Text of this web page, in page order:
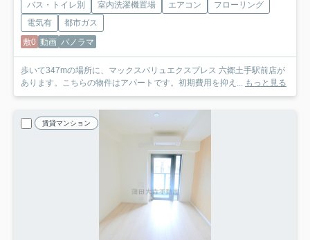
バス・トイレ別 室内洗濯機置場 エアコン
フローリング
電気有
都市ガス
敷0 動画 パノラマ
歩いて347mの場所に、マックスバリュエクスプレス 六郷土手駅前店が
あります。こちらの物件はアパートです。初期費用を抑え...
もっと見る
賃貸マンション